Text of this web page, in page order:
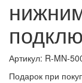
Артикул: R-MN-
Подарок при